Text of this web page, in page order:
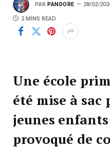
PAR PANDORE 28/02/
2 MINS READ
Une école
été mise à sac
jeunes
provoqué de